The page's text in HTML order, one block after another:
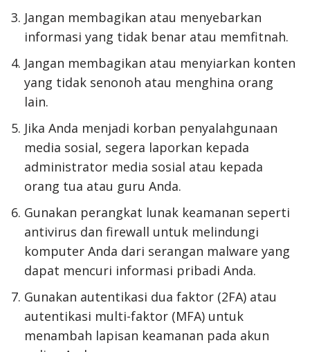
Jangan membagikan atau menyebarkan
informasi yang tidak benar atau memfitnah.
Jangan membagikan atau menyiarkan konten
yang tidak senonoh atau menghina orang
lain.
Jika Anda menjadi korban penyalahgunaan
media sosial, segera laporkan kepada
administrator media sosial atau kepada
orang tua atau guru Anda.
Gunakan perangkat lunak keamanan seperti
antivirus dan firewall untuk melindungi
komputer Anda dari serangan malware yang
dapat mencuri informasi pribadi Anda.
Gunakan autentikasi dua faktor (2FA) atau
autentikasi multi-faktor (MFA) untuk
menambah lapisan keamanan pada akun